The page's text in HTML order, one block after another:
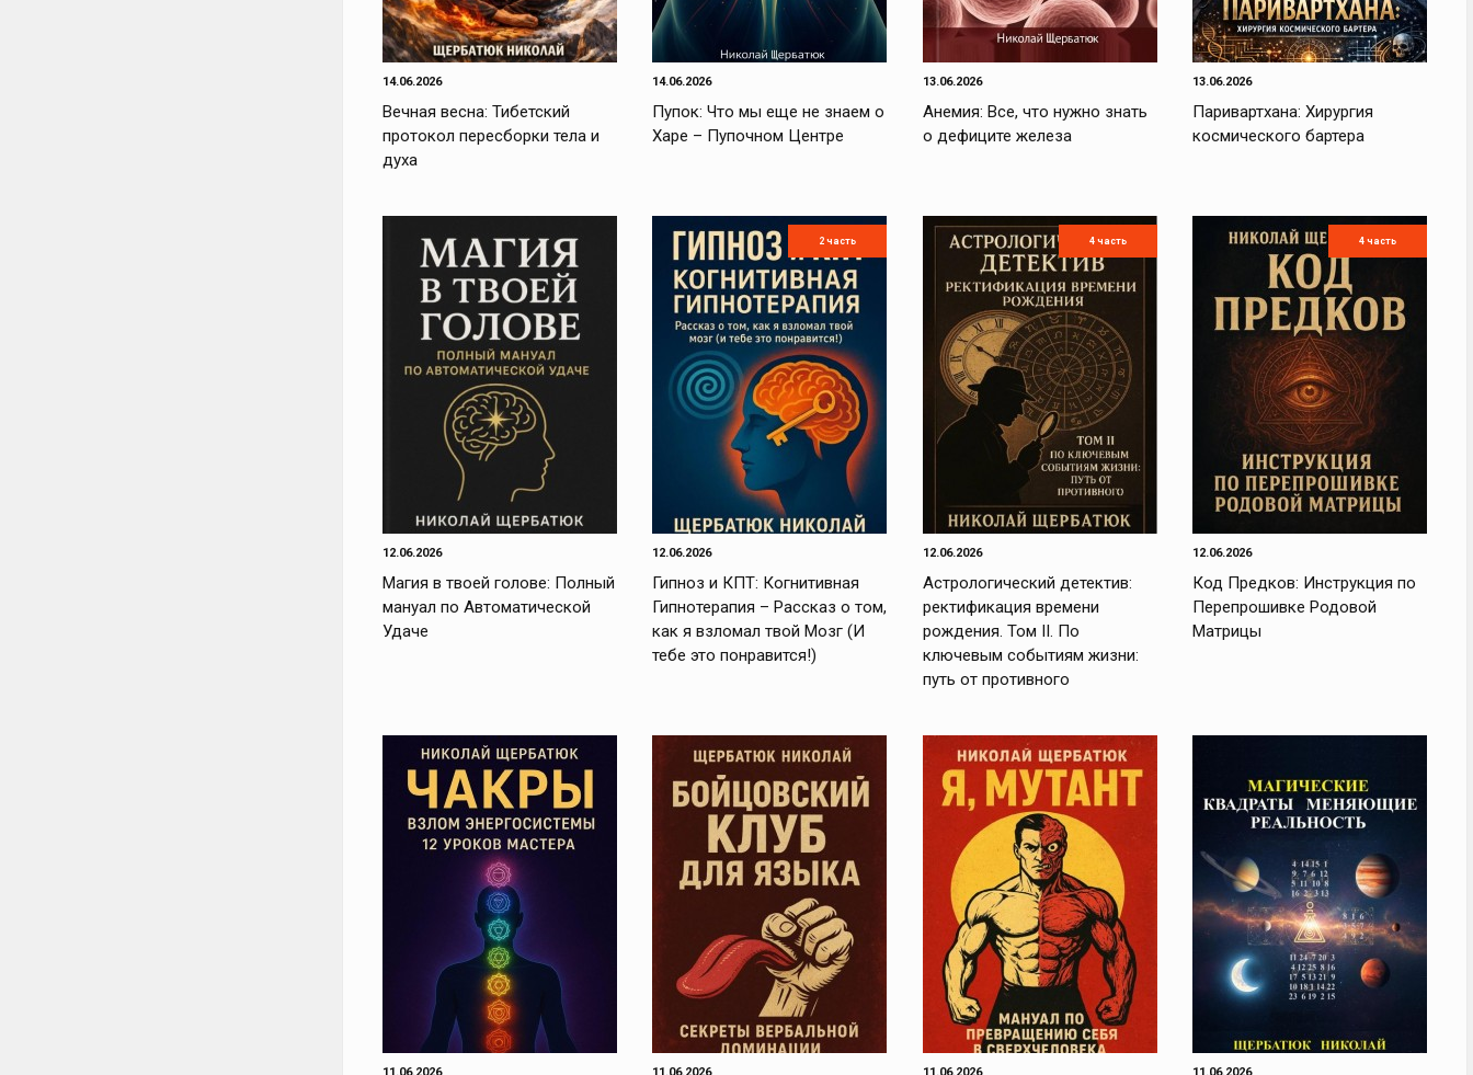
14.06.2026
Вечная весна: Тибетский
протокол пересборки тела и
духа
14.06.2026
Пупок: Что мы еще не знаем о
Харе – Пупочном Центре
13.06.2026
Анемия: Все, что нужно знать
о дефиците железа
13.06.2026
Паривартхана: Хирургия
космического бартера
12.06.2026
Магия в твоей голове: Полный
мануал по Автоматической
Удаче
2 часть
12.06.2026
Гипноз и КПТ: Когнитивная
Гипнотерапия – Рассказ о том,
как я взломал твой Мозг (И
тебе это понравится!)
4 часть
12.06.2026
Астрологический детектив:
ректификация времени
рождения. Том II. По
ключевым событиям жизни:
путь от противного
4 часть
12.06.2026
Код Предков: Инструкция по
Перепрошивке Родовой
Матрицы